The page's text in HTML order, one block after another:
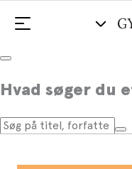
Hvad søger du
Kærlighed